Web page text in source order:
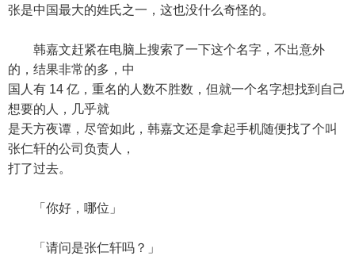
张是中国最大的姓氏之一，这也没什么奇怪的。
韩嘉文赶紧在电脑上搜索了一下这个名字，不出意外
的，结果非常的多，中
国人有 14 亿，重名的人数不胜数，但就一个名字想找到自己
想要的人，几乎就
是天方夜谭，尽管如此，韩嘉文还是拿起手机随便找了个叫
张仁轩的公司负责人，
打了过去。
「你好，哪位」
「请问是张仁轩吗？」